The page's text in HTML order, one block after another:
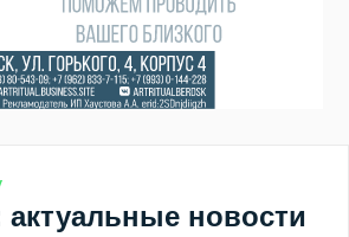
актуальные новости